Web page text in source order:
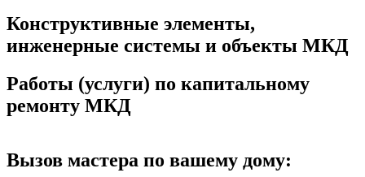
Конструктивные элементы,
инженерные системы и объекты МКД
Работы (услуги) по капитальному
ремонту МКД
Вызов мастера по вашему дому: